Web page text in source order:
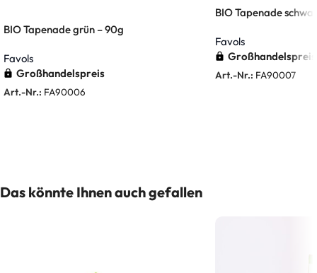
BIO Tapenade grün – 90g
Favols
Großhandelspreis
Art.-Nr.: FA90006
BIO Tapenade
Favols
Großhandelspreis
Art.-Nr.: FA90007
Das könnte Ihnen auch gefallen